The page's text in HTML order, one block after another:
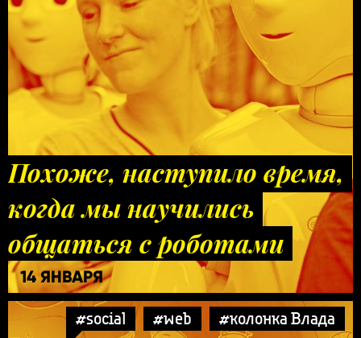
Похоже, наступило время,
когда мы научились
общаться с роботами
14 ЯНВАРЯ
#social #web
#колонка Влада